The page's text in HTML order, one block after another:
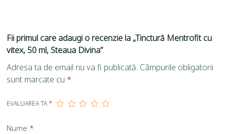
Fii primul care adaugi o recenzie la „Tinctură Mentrofit cu
vitex, 50 ml, Steaua Divina”
Adresa ta de email nu va fi publicată. Câmpurile obligatorii
sunt marcate cu *
EVALUAREA TA*
Nume *